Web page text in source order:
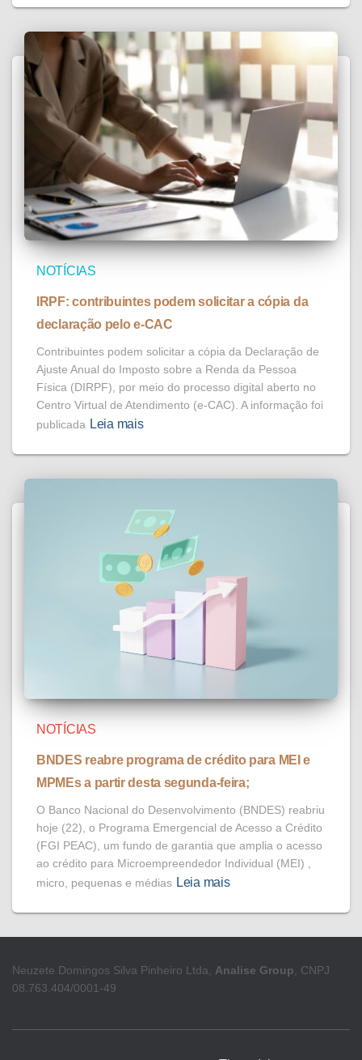
NOTÍCIAS
IRPF: contribuintes podem solicitar a cópia da
declaração pelo e-CAC
Contribuintes podem solicitar a cópia da Declaração de
Ajuste Anual do Imposto sobre a Renda da Pessoa
Física (DIRPF), por meio do processo digital aberto no
Centro Virtual de Atendimento (e-CAC). A informação foi
publicada Leia mais
NOTÍCIAS
BNDES reabre programa de crédito para MEI e
MPMEs a partir desta segunda-feira;
O Banco Nacional do Desenvolvimento (BNDES) reabriu
hoje (22), o Programa Emergencial de Acesso a Crédito
(FGI PEAC), um fundo de garantia que amplia o acesso
ao crédito para Microempreendedor Individual (MEI) ,
micro, pequenas e médias Leia mais
Neuzete Domingos Silva Pinheiro Ltda, Analise Group , CNPJ
08.763.404/0001-49